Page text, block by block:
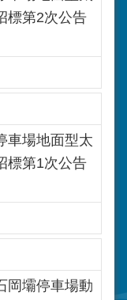
標第2次公告
車場地面型太
標第1次公告
岡壩停車場動